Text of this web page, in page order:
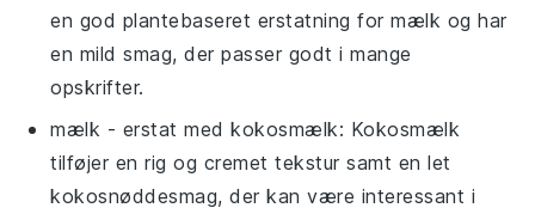
en god plantebaseret erstatning for mælk og har
en mild smag, der passer godt i mange
opskrifter.
mælk - erstat medkokosmælk: Kokosmælk
tilføjer en rig og cremet tekstur samt en let
kokosnøddesmag, der kan være interessant i